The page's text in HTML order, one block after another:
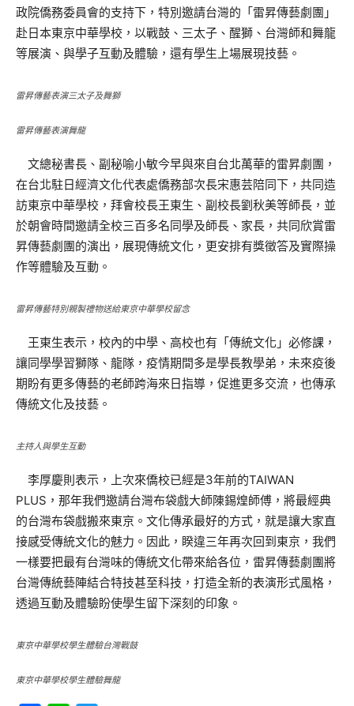
政院僑務委員會的支持下，特別邀請台灣的「雷昇傳藝劇團」
赴日本東京中華學校，以戰鼓、三太子、醒獅、台灣師和舞龍
等展演、與學子互動及體驗，還有學生上場展現技藝。
雷昇傳藝表演三太子及舞獅
雷昇傳藝表演舞龍
文總秘書長、副秘喻小敏今早與來自台北萬華的雷昇劇團，
在台北駐日經濟文化代表處僑務部次長宋惠芸陪同下，共同造
訪東京中華學校，拜會校長王東生、副校長劉秋美等師長，並
於朝會時間邀請全校三百多名同學及師長、家長，共同欣賞雷
昇傳藝劇團的演出，展現傳統文化，更安排有獎徵答及實際操
作等體驗及互動。
雷昇傳藝特別親製禮物送給東京中華學校留念
王東生表示，校內的中學、高校也有「傳統文化」必修課，
讓同學學習獅隊、龍隊，疫情期間多是學長教學弟，未來疫後
期盼有更多傳藝的老師跨海來日指導，促進更多交流，也傳承
傳統文化及技藝。
主持人與學生互動
李厚慶則表示，上次來僑校已經是3年前的TAIWAN
PLUS，那年我們邀請台灣布袋戲大師陳錫煌師傅，將最經典
的台灣布袋戲搬來東京。文化傳承最好的方式，就是讓大家直
接感受傳統文化的魅力。因此，睽違三年再次回到東京，我們
一樣要把最有台灣味的傳統文化帶來給各位，雷昇傳藝劇團將
台灣傳統藝陣結合特技甚至科技，打造全新的表演形式風格，
透過互動及體驗盼使學生留下深刻的印象。
東京中華學校學生體驗台灣戰鼓
東京中華學校學生體驗舞龍